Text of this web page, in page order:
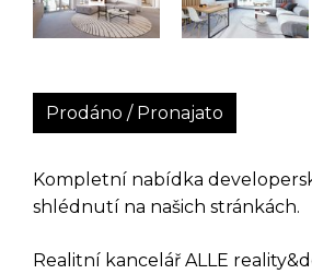
Prodáno / Pronajato
Kompletní nabídka
shlédnutí na našich stránkách.
Realitní kancelář ALLE